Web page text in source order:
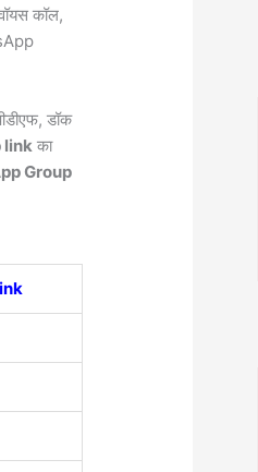
कॉल,
डॉक
link का
Group